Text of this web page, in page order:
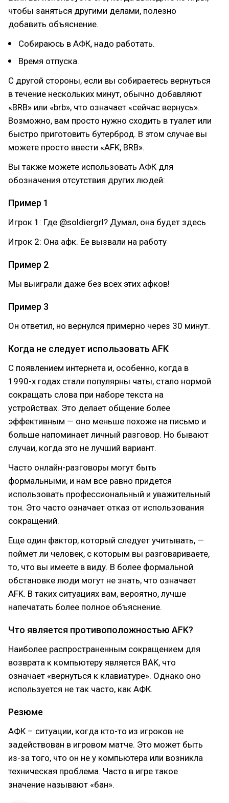
чтобы заняться другими делами, полезно
добавить объяснение.
Собираюсь в АФК, надо работать.
Время отпуска.
С другой стороны, если вы собираетесь вернуться
в течение нескольких минут, обычно добавляют
«BRB» или «brb», что означает «сейчас вернусь».
Возможно, вам просто нужно сходить в туалет или
быстро приготовить бутерброд. В этом случае вы
можете просто ввести «AFK, BRB».
Вы также можете использовать АФК для
обозначения отсутствия других людей:
Пример 1
Игрок 1: Где @soldiergrl? Думал, она будет здесь
Игрок 2: Она афк. Ее вызвали на работу
Пример 2
Мы выиграли даже без всех этих афков!
Пример 3
Он ответил, но вернулся примерно через 30 минут.
Когда не следует использовать AFK
С появлением интернета и, особенно, когда в
1990-х годах стали популярны чаты, стало нормой
сокращать слова при наборе текста на
устройствах. Это делает общение более
эффективным — оно меньше похоже на письмо и
больше напоминает личный разговор. Но бывают
случаи, когда это не лучший вариант.
Часто онлайн-разговоры могут быть
формальными, и нам все равно придется
использовать профессиональный и уважительный
тон. Это часто означает отказ от использования
сокращений.
Еще один фактор, который следует учитывать, —
поймет ли человек, с которым вы разговариваете,
то, что вы имеете в виду. В более формальной
обстановке люди могут не знать, что означает
AFK. В таких ситуациях вам, вероятно, лучше
напечатать более полное объяснение.
Что является противоположностью AFK?
Наиболее распространенным сокращением для
возврата к компьютеру является BAK, что
означает «вернуться к клавиатуре». Однако оно
используется не так часто, как АФК.
Резюме
АФК – ситуации, когда кто-то из игроков не
задействован в игровом матче. Это может быть
из-за того, что он не у компьютера или возникла
техническая проблема. Часто в игре такое
значение называют «бан».